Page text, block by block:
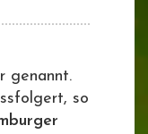
genannt.
so